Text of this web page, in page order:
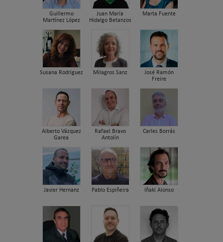
Guillermo
Martínez López
Juan María
Hidalgo Betanzos
Marta Fuente
Susana Rodriguez Milagros Sanz
José Ramón
Freire
Alberto Vázquez
Garea
Rafael Bravo
Antolín
Carles Borrás
Javier Hernanz Pablo Espiñeira Iñaki Alonso